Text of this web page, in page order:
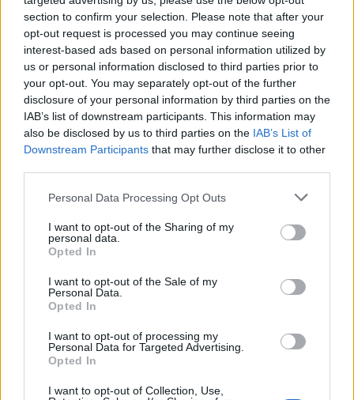
section to confirm your selection. Please note that after your
opt-out request is processed you may continue seeing
interest-based ads based on personal information utilized by
us or personal information disclosed to third parties prior to
your opt-out. You may separately opt-out of the further
disclosure of your personal information by third parties on the
IAB’s list of downstream participants. This information may
also be disclosed by us to third parties on the IAB’s List of
Downstream Participants that may further disclose it to other
Personal Data Processing Opt Outs
I want to opt-out of the Sharing of my
personal data.
Opted In
I want to opt-out of the Sale of my
Personal Data.
Opted In
I want to opt-out of processing my
Personal Data for Targeted Advertising.
Opted In
I want to opt-out of Collection, Use,
l'impresa ad Atene
21/11/2005
Messina rinunciatario Felipe
rialza l'Udinese
la sfida «Alimentiamo il sogno»
01/11/2005
Werder
18/10/2005